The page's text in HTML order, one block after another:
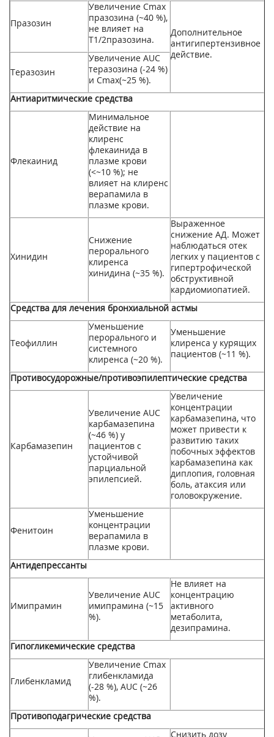
Празозин
Увеличение Сmах
празозина (~40 %),
не влияет на
T1/2празозина.
Дополнительное
антигипертензивное
действие.
Теразозин
Увеличение AUC
теразозина (-24 %)
и Сmах(~25 %).
Антиаритмические средства
Флекаинид
Минимальное
действие на
клиренс
флекаинида в
плазме крови
(<~10 %); не
влияет на клиренс
верапамила в
плазме крови.
Хинидин
Снижение
перорального
клиренса
хинидина (~35 %).
Выраженное
снижение АД. Может
наблюдаться отек
легких у пациентов с
гипертрофической
обструктивной
кардиомиопатией.
Средства для лечения бронхиальной астмы
Теофиллин
Уменьшение
перорального и
системного
клиренса (~20 %).
Уменьшение
клиренса у курящих
пациентов (~11 %).
Противосудорожные/противоэпилептические средства
Карбамазепин
Увеличение AUC
карбамазепина
(~46 %) у
пациентов с
устойчивой
парциальной
эпилепсией.
Увеличение
концентрации
карбамазепина, что
может привести к
развитию таких
побочных эффектов
карбамазепина как
диплопия, головная
боль, атаксия или
головокружение.
Фенитоин
Уменьшение
концентрации
верапамила в
плазме крови.
Антидепрессанты
Имипрамин
Увеличение AUC
имипрамина (~15
%).
Не влияет на
концентрацию
активного
метаболита,
дезипрамина.
Гипогликемические средства
Глибенкламид
Увеличение Сmах
глибенкламида
(-28 %), AUC (~26
%).
Противоподагрические средства
Снизить дозу